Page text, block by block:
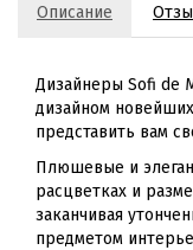
Описание
Дизайнеры Sofi de
дизайном
представить вам
Плюшевые и
расцветках и
заканчивая
предметом